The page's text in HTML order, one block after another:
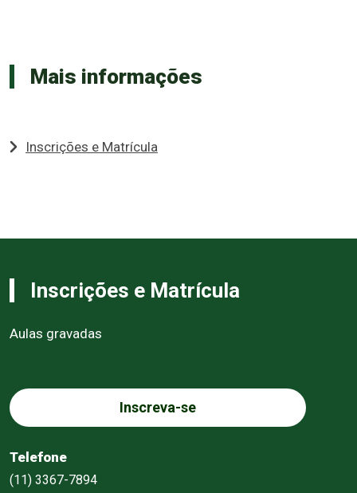
Mais informações
Inscrições e Matrícula
Inscrições e Matrícula
Aulas gravadas
Inscreva-se
Telefone
(11) 3367-7894